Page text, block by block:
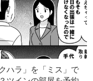
クハラ」を「ミス」で